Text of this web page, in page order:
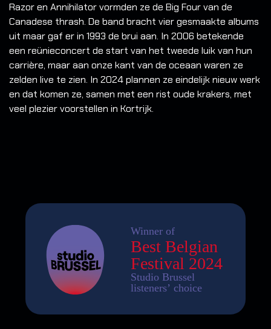
Razor en Annihilator vormden ze de Big Four van de
Canadese thrash. De band bracht vier gesmaakte albums
uit maar gaf er in 1993 de brui aan. In 2006 betekende
een reünieconcert de start van het tweede luik van hun
carrière, maar aan onze kant van de oceaan waren ze
zelden live te zien. In 2024 plannen ze eindelijk nieuw werk
en dat komen ze, samen met een rist oude krakers, met
veel plezier voorstellen in Kortrijk.